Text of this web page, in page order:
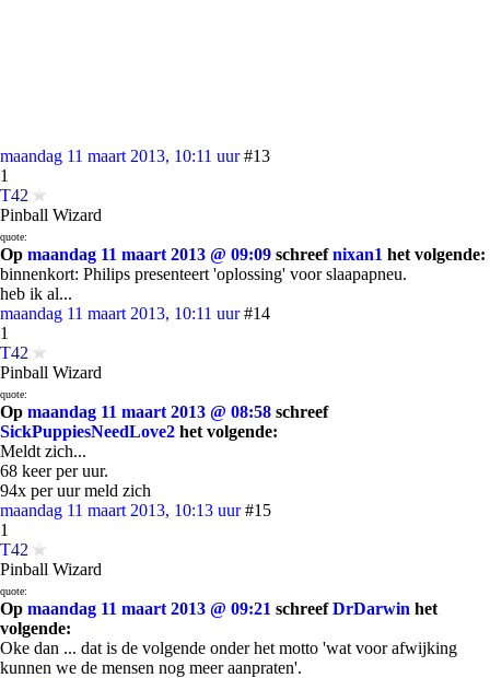
maandag 11 maart 2013, 10:11 uur #13
1
T42
Pinball Wizard
quote:
Op maandag 11 maart 2013 @ 09:09 schreefnixan1 het volgende:
binnenkort: Philips presenteert 'oplossing' voor slaapapneu.
heb ik al...
maandag 11 maart 2013, 10:11 uur #14
1
T42
Pinball Wizard
quote:
Op maandag 11 maart 2013 @ 08:58 schreef
SickPuppiesNeedLove2 het volgende:
Meldt zich...
68 keer per uur.
94x per uur meld zich
maandag 11 maart 2013, 10:13 uur #15
1
T42
Pinball Wizard
quote:
Op maandag 11 maart 2013 @ 09:21 schreefDrDarwin het
volgende:
Oke dan ... dat is de volgende onder het motto 'wat voor afwijking
kunnen we de mensen nog meer aanpraten'.